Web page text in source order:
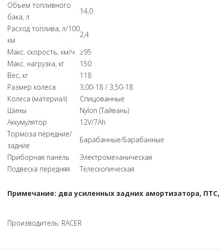
Объем топливного
бака, л
14,0
Расход топлива, л/100
км
2,4
Макс. скорость, км/ч ≥95
Макс. нагрузка, кг
150
Вес, кг
118
Размер колеса
3,00-18 / 3,50-18
Колеса (материал)
Cпицованные
Шины
Nylon (Тайвань)
Аккумулятор
12V/7Ah
Тормоза передние/
задние
Барабанные/Барабанные
Приборная панель
Электромеханическая
Подвеска передняя
Телескопическая
Примечание: два усиленных задних амортизатора,
Производитель: RACER